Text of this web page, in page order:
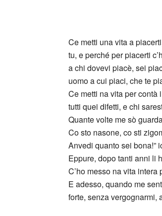
Ce metti una vita a
tu, e perché per piacerti
a chi dovevi piacè, sei
uomo a cui piaci, che te
Ce metti na vita per contà
tutti quei difetti, e chi
Quante volte me sò
Co sto nasone, co sti
Anvedi quanto sei bona!”
Eppure, dopo tanti anni li
C’ho messo na vita intera
E adesso, quando me
forte, senza vergognarmi,